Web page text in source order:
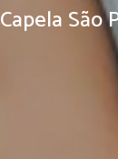
Capela São